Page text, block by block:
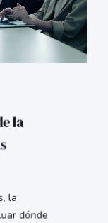
la
la
dónde